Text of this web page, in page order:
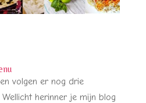
volgen er nog drie
Wellicht herinner je mijn blog